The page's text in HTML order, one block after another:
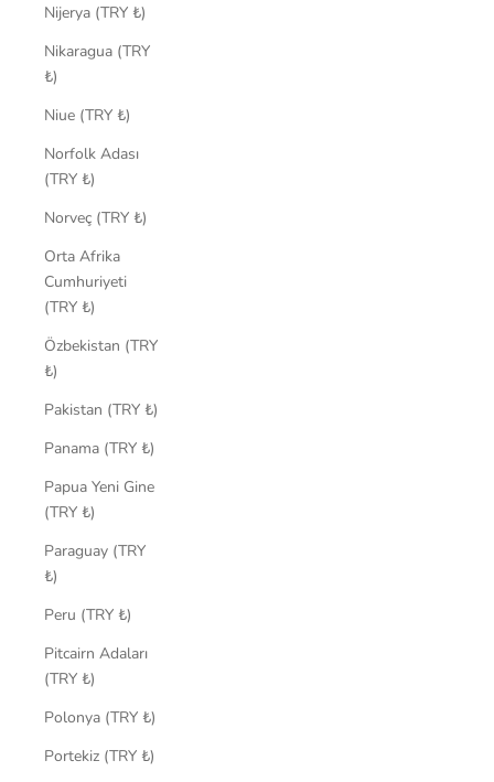
Nijerya (TRY ₺)
Nikaragua (TRY
₺)
Niue (TRY ₺)
Norfolk Adası
(TRY ₺)
Norveç (TRY ₺)
Orta Afrika
Cumhuriyeti
(TRY ₺)
Özbekistan (TRY
₺)
Pakistan (TRY ₺)
Panama (TRY ₺)
Papua Yeni Gine
(TRY ₺)
Paraguay (TRY
₺)
Peru (TRY ₺)
Pitcairn Adaları
(TRY ₺)
Polonya (TRY ₺)
Portekiz (TRY ₺)